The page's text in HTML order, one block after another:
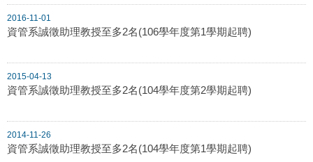
2016-11-01
資管系誠徵助理教授至多2名(106學年度第1學期起聘)
2015-04-13
資管系誠徵助理教授至多2名(104學年度第2學期起聘)
2014-11-26
資管系誠徵助理教授至多2名(104學年度第1學期起聘)